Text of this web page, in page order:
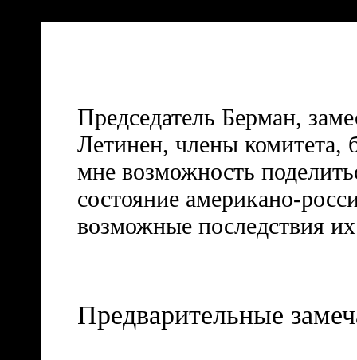
Председатель Берман,
Летинен, члены комитета,
мне возможность
состояние американо-
возможные последствия
Предварительные